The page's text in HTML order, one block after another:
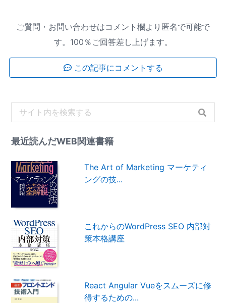
ご質問・お問い合わせはコメント欄より匿名で可能で
す。100％ご回答差し上げます。
この記事にコメントする
最近読んだWEB関連書籍
The Art of Marketing マーケティ
ングの技...
これからのWordPress SEO 内部対
策本格講座
React Angular Vueをスムーズに修
得するための...